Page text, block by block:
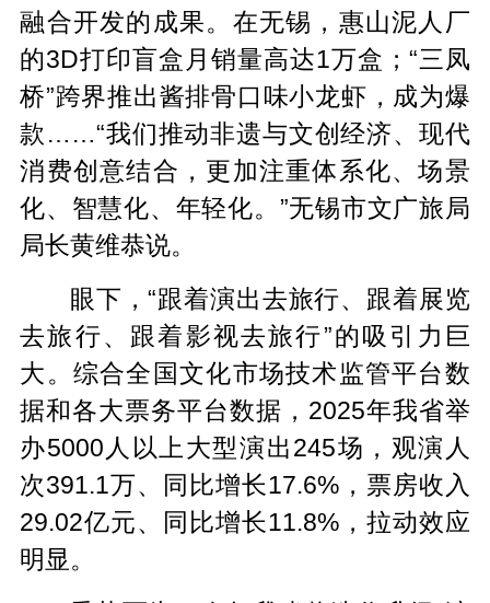
融合开发的成果。在无锡，惠山泥人厂
的3D打印盲盒月销量高达1万盒；“三凤
桥”跨界推出酱排骨口味小龙虾，成为爆
款……“我们推动非遗与文创经济、现代
消费创意结合，更加注重体系化、场景
化、智慧化、年轻化。”无锡市文广旅局
局长黄维恭说。
眼下，“跟着演出去旅行、跟着展览
去旅行、跟着影视去旅行”的吸引力巨
大。综合全国文化市场技术监管平台数
据和各大票务平台数据，2025年我省举
办5000人以上大型演出245场，观演人
次391.1万、同比增长17.6%，票房收入
29.02亿元、同比增长11.8%，拉动效应
明显。